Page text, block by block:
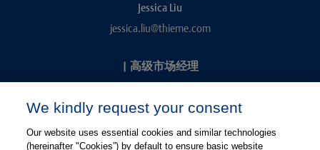
Jessica Liu
jessica.liu@thieme.com
| 高级市场经理
kevin.chang@thieme.com
We kindly request your consent
Our website uses essential cookies and similar technologies
(hereinafter "Cookies”) by default to ensure basic website